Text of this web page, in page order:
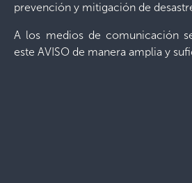
prevención y mitigación de
A los medios de comunicación
este AVISO de manera amplia y